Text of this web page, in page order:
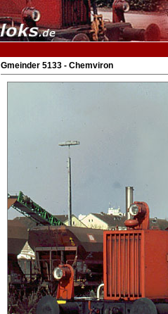
Gmeinder 5133 - Chemviron